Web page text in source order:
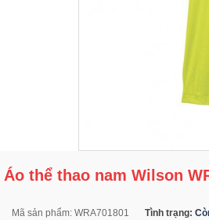
Áo thể thao nam Wilson
Mã sản phẩm: WRA701801 Tình trạng: